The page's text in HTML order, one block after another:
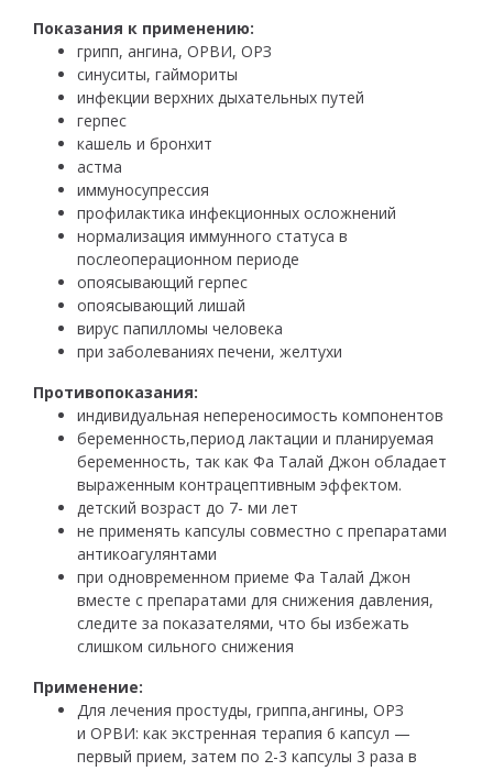
Показания к применению:
грипп, ангина, ОРВИ, ОРЗ
синуситы, гаймориты
инфекции верхних дыхательных путей
герпес
кашель и бронхит
астма
иммуносупрессия
профилактика инфекционных осложнений
нормализация иммунного статуса в
послеоперационном периоде
опоясывающий герпес
опоясывающий лишай
вирус папилломы человека
при заболеваниях печени, желтухи
Противопоказания:
индивидуальная непереносимость компонентов
беременность,период лактации и планируемая
беременность, так как Фа Талай Джон обладает
выраженным контрацептивным эффектом.
детский возраст до 7- ми лет
не применять капсулы совместно с препаратами
антикоагулянтами
при одновременном приеме Фа Талай Джон
вместе с препаратами для снижения давления,
следите за показателями, что бы избежать
слишком сильного снижения
Применение:
Для лечения простуды, гриппа,ангины, ОРЗ
и ОРВИ: как экстренная терапия 6 капсул —
первый прием, затем по 2-3 капсулы 3 раза в